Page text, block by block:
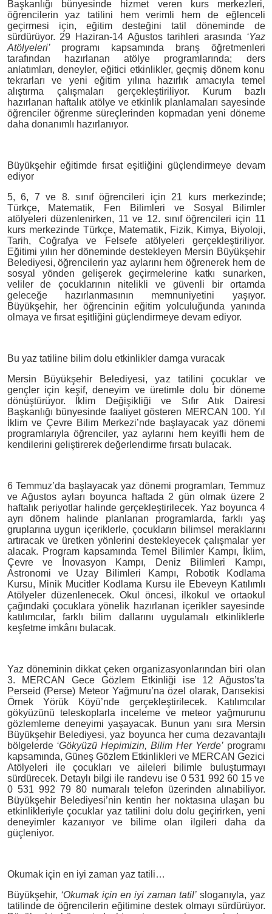
Başkanlığı bünyesinde hizmet veren kurs merkezleri,
öğrencilerin yaz tatilini hem verimli hem de eğlenceli
geçirmesi için, eğitim desteğini tatil döneminde de
sürdürüyor. 29 Haziran-14 Ağustos tarihleri arasında ‘Yaz
Atölyeleri’programı kapsamında branş öğretmenleri
tarafından hazırlanan atölye programlarında; ders
anlatımları, deneyler, eğitici etkinlikler, geçmiş dönem konu
tekrarları ve yeni eğitim yılına hazırlık amacıyla temel
alıştırma çalışmaları gerçekleştiriliyor. Kurum bazlı
hazırlanan haftalık atölye ve etkinlik planlamaları sayesinde
öğrenciler öğrenme süreçlerinden kopmadan yeni döneme
daha donanımlı hazırlanıyor.
Büyükşehir eğitimde fırsat eşitliğini güçlendirmeye devam
ediyor
5, 6, 7 ve 8. sınıf öğrencileri için 21 kurs merkezinde;
Türkçe, Matematik, Fen Bilimleri ve Sosyal Bilimler
atölyeleri düzenlenirken, 11 ve 12. sınıf öğrencileri için 11
kurs merkezinde Türkçe, Matematik, Fizik, Kimya, Biyoloji,
Tarih, Coğrafya ve Felsefe atölyeleri gerçekleştiriliyor.
Eğitimi yılın her döneminde destekleyen Mersin Büyükşehir
Belediyesi, öğrencilerin yaz aylarını hem öğrenerek hem de
sosyal yönden gelişerek geçirmelerine katkı sunarken,
veliler de çocuklarının nitelikli ve güvenli bir ortamda
geleceğe hazırlanmasının memnuniyetini yaşıyor.
Büyükşehir, her öğrencinin eğitim yolculuğunda yanında
olmaya ve fırsat eşitliğini güçlendirmeye devam ediyor.
Bu yaz tatiline bilim dolu etkinlikler damga vuracak
Mersin Büyükşehir Belediyesi, yaz tatilini çocuklar ve
gençler için keşif, deneyim ve üretimle dolu bir döneme
dönüştürüyor. İklim Değişikliği ve Sıfır Atık Dairesi
Başkanlığı bünyesinde faaliyet gösteren MERCAN 100. Yıl
İklim ve Çevre Bilim Merkezi’nde başlayacak yaz dönemi
programlarıyla öğrenciler, yaz aylarını hem keyifli hem de
kendilerini geliştirerek değerlendirme fırsatı bulacak.
6 Temmuz’da başlayacak yaz dönemi programları, Temmuz
ve Ağustos ayları boyunca haftada 2 gün olmak üzere 2
haftalık periyotlar halinde gerçekleştirilecek. Yaz boyunca 4
ayrı dönem halinde planlanan programlarda, farklı yaş
gruplarına uygun içeriklerle, çocukların bilimsel meraklarını
artıracak ve üretken yönlerini destekleyecek çalışmalar yer
alacak. Program kapsamında Temel Bilimler Kampı, İklim,
Çevre ve İnovasyon Kampı, Deniz Bilimleri Kampı,
Astronomi ve Uzay Bilimleri Kampı, Robotik Kodlama
Kursu, Minik Mucitler Kodlama Kursu ile Ebeveyn Katılımlı
Atölyeler düzenlenecek. Okul öncesi, ilkokul ve ortaokul
çağındaki çocuklara yönelik hazırlanan içerikler sayesinde
katılımcılar, farklı bilim dallarını uygulamalı etkinliklerle
keşfetme imkânı bulacak.
Yaz döneminin dikkat çeken organizasyonlarından biri olan
3. MERCAN Gece Gözlem Etkinliği ise 12 Ağustos’ta
Perseid (Perse) Meteor Yağmuru’na özel olarak, Darısekisi
Örnek Yörük Köyü’nde gerçekleştirilecek. Katılımcılar
gökyüzünü teleskoplarla inceleme ve meteor yağmurunu
gözlemleme deneyimi yaşayacak. Bunun yanı sıra Mersin
Büyükşehir Belediyesi, yaz boyunca her cuma dezavantajlı
bölgelerde ‘Gökyüzü Hepimizin, Bilim Her Yerde’programı
kapsamında, Güneş Gözlem Etkinlikleri ve MERCAN Gezici
Atölyeleri ile çocukları ve aileleri bilimle buluşturmayı
sürdürecek. Detaylı bilgi ile randevu ise 0 531 992 60 15 ve
0 531 992 79 80 numaralı telefon üzerinden alınabiliyor.
Büyükşehir Belediyesi’nin kentin her noktasına ulaşan bu
etkinlikleriyle çocuklar yaz tatilini dolu dolu geçirirken, yeni
deneyimler kazanıyor ve bilime olan ilgileri daha da
güçleniyor.
Okumak için en iyi zaman yaz tatili…
Büyükşehir, ‘Okumak için en iyi zaman tatil’ sloganıyla, yaz
tatilinde de öğrencilerin eğitimine destek olmayı sürdürüyor.